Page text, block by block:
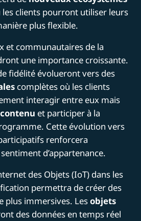
les clients pourront utiliser leurs
plus flexible.
et communautaires de la
une importance croissante.
fidélité évolueront vers des
complètes où les clients
interagir entre eux mais
et participer à la
Cette évolution vers
renforcera
d’appartenance.
des Objets (IoT) dans les
permettra de créer des
plus immersives. Lesobjets
des données en temps réel